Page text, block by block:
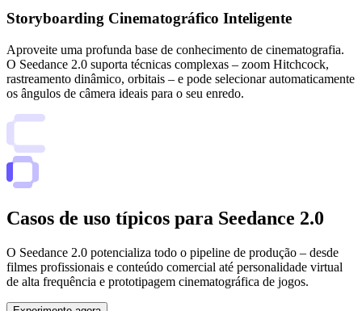
Storyboarding Cinematográfico Inteligente
Aproveite uma profunda base de conhecimento de cinematografia.
O Seedance 2.0 suporta técnicas complexas – zoom Hitchcock,
rastreamento dinâmico, orbitais – e pode selecionar automaticamente
os ângulos de câmera ideais para o seu enredo.
Casos de uso típicos para Seedance 2.0
O Seedance 2.0 potencializa todo o pipeline de produção – desde
filmes profissionais e conteúdo comercial até personalidade virtual
de alta frequência e prototipagem cinematográfica de jogos.